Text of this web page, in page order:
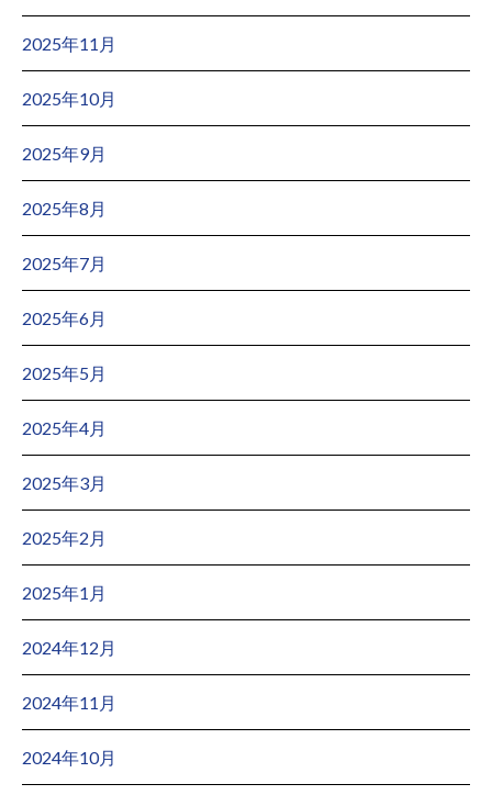
2025年11月
2025年10月
2025年9月
2025年8月
2025年7月
2025年6月
2025年5月
2025年4月
2025年3月
2025年2月
2025年1月
2024年12月
2024年11月
2024年10月